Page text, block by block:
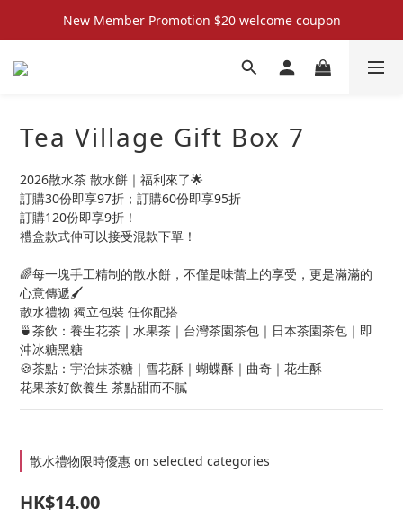
New Member Promotion $20 welcome coupon
New Member Promotion $20 welcome coupon
散水回禮禮物 滿件再折優惠🎉
New Member Promotion $20 welcome coupon
Tea Village Gift Box 7
2026散水茶 散水餅｜福利來了🌟
訂購30份即享97折；訂購60份即享95折
訂購120份即享9折！
禮盒款式仲可以接受混款下單！
🌈每一塊手工精制的散水餅，不僅是味蕾上的享受，更是滿滿的
心意傳遞🖌️
散水禮物 獨立包裝 任你配搭
🍵茶飲：養生花茶｜水果茶｜台灣茶園茶包｜日本茶園茶包｜即
沖冰糖黑糖
🍪茶點：宇治抹茶糖｜雪花酥｜蝴蝶酥｜曲奇｜花生酥
花果茶好飲養生 茶點甜而不膩
散水禮物限時優惠 on selected categories
HK$14.00